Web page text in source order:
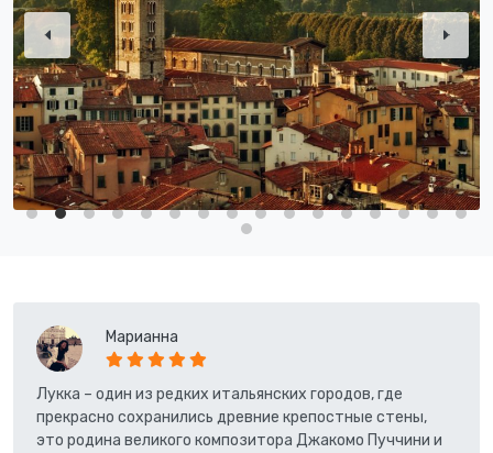
Марианна
Лукка – один из редких итальянских городов, где
прекрасно сохранились древние крепостные стены,
это родина великого композитора Джакомо Пуччини и